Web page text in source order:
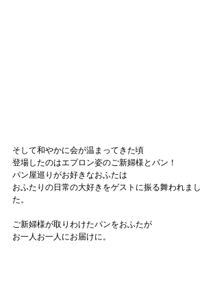
そして和やかに会が温まってきた頃
登場したのはエプロン姿のご新婦様とパン！
パン屋巡りがお好きなおふたは
おふたりの日常の大好きをゲストに振る舞われまし
た。
ご新婦様が取りわけたパンをおふたが
お一人お一人にお届けに。